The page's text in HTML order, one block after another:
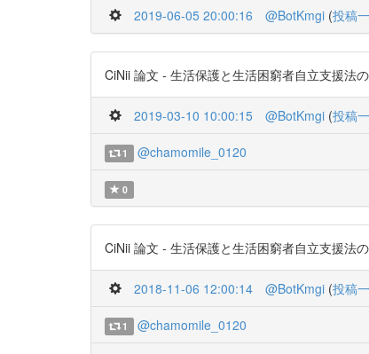
2019-06-05 20:00:16 @BotKmgi (投稿
CiNii 論文 - 生活保護と生活困窮者自立支援法
2019-03-10 10:00:15 @BotKmgi (投稿
1 @chamomile_0120
0
CiNii 論文 - 生活保護と生活困窮者自立支援法
2018-11-06 12:00:14 @BotKmgi (投稿
1 @chamomile_0120